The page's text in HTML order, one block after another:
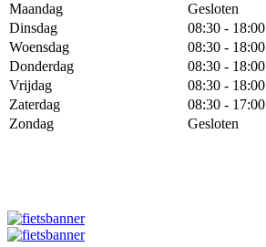
Maandag
Gesloten
Dinsdag
08:30 - 18:00
Woensdag
08:30 - 18:00
Donderdag
08:30 - 18:00
Vrijdag
08:30 - 18:00
Zaterdag
08:30 - 17:00
Zondag
Gesloten